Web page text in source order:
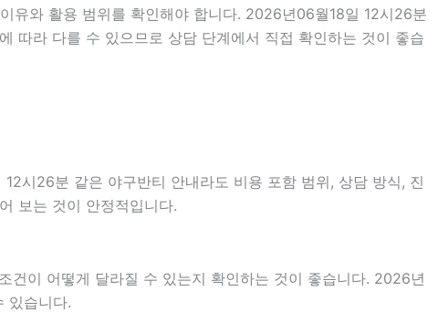
유와 활용 범위를 확인해야 합니다. 2026년06월18일 12시26분
따라 다를 수 있으므로 상담 단계에서 직접 확인하는 것이 좋습
시26분 같은 야구반티 안내라도 비용 포함 범위, 상담 방식, 진
보는 것이 안정적입니다.
건이 어떻게 달라질 수 있는지 확인하는 것이 좋습니다. 2026년
있습니다.